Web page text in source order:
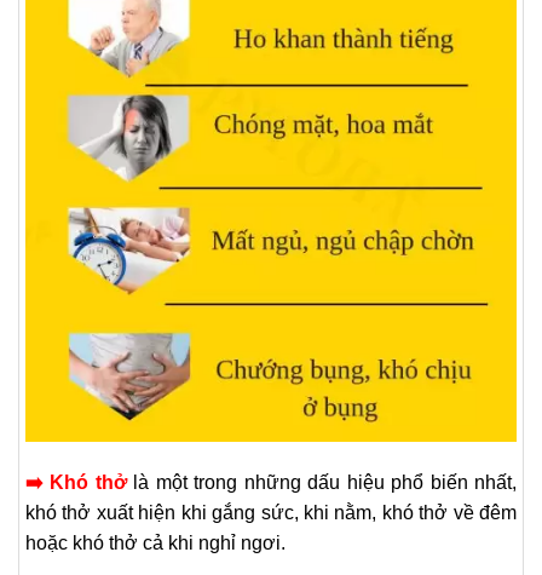
➡️ Khó thở là một trong những dấu hiệu phổ biến nhất,
khó thở xuất hiện khi gắng sức, khi nằm, khó thở về đêm
hoặc khó thở cả khi nghỉ ngơi.